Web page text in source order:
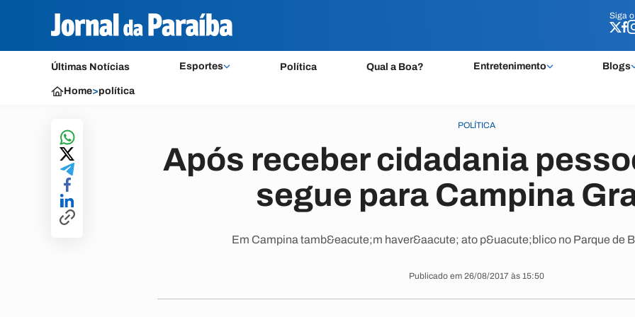
Siga o
Últimas Notícias Esportes Política Qual a Boa? Entretenimento Blogs
Siga o
Home>política
POLÍTICA
Após receber cidadania
segue para Campina
Em Campina tamb&eacute;m haver&aacute; ato p&uacute;blico no Parque de
Publicado em 26/08/2017 às 15:50